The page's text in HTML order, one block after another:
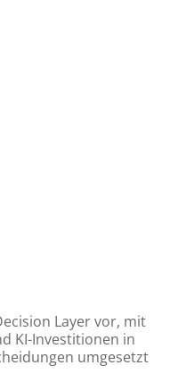
Layer vor, mit
KI-Investitionen in
umgesetzt